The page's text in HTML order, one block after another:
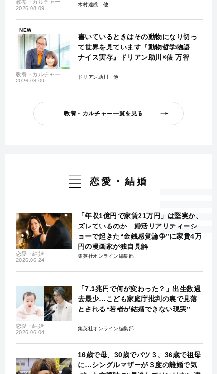
教養・カルチャー
2026.08.09
木村達成
NEW
教養・カルチャー
2026.08.09
書いているときはその動物になり切っ
て世界を見ています『動物哲学物語
ナイス実存』ドリアン助川×俵 万智
ドリアン助川
教養・カルチャー一覧を見る
恋愛・結婚
恋愛・結婚
2026.06.24
「年収1億円で家賃21万円」は堅実か、
ズレているのか…婚活リアリティーシ
ョーで起きた“金銭感覚論争”に家賃4万
円の漫画家が独自見解
集英社オンライン編集部
恋愛・結婚
2026.06.04
「7.3兆円で何が変わった？」出生数過
去最少…こども家庭庁批判の裏で見落
とされる“若者が結婚できない現実”
集英社オンライン編集部
16歳で母、30歳でバツ３、36歳で祖母
に…シングルマザーが３度の離婚で気